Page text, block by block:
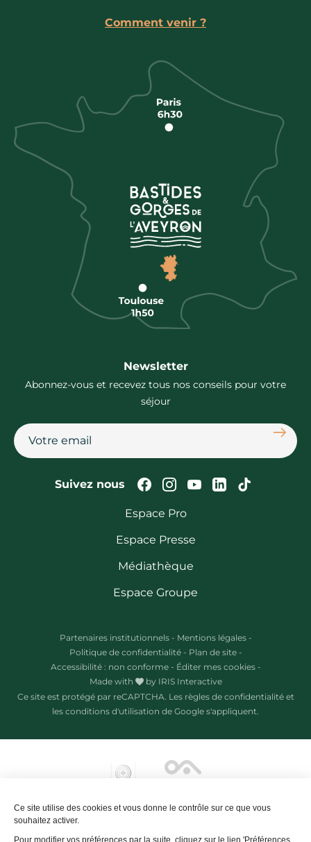
Comment venir ?
Newsletter
Abonnez-vous et recevez tous nos conseils pour votre
séjour
Suivez nous Suivez-nous sur
Suivez-nous sur
Suivez-nous
Suivez-Suivez-
Espace Pro
Espace Presse
Médiathèque
Espace Groupe
Partenaires institutionnels - Mentions légales -
Politique de confidentialité - Plan de site -
Accessibilité : non conforme - Éditer mes cookies -
Made with
by IRIS Interactive
Ce site est protégé par reCAPTCHA. Les règles de confidentialitéet
les conditions d'utilisation de Google s'appliquent.
Ce site utilise des cookies et vous donne le contrôle sur ce que vous
souhaitez activer.
Pour modifier vos préférences par la suite, cliquez sur le lien 'Préférences